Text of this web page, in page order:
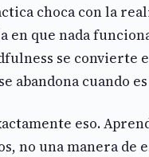
choca con la
en que nada
se convierte
abandona cuando
eso.
no una manera de